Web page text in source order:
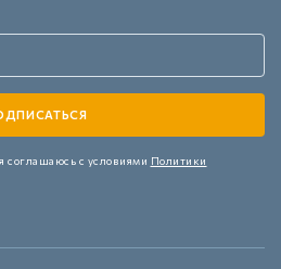
я соглашаюсь с условиями Политики